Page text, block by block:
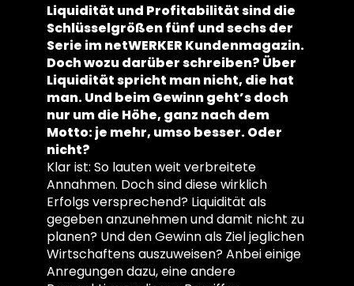
Liquidität und Profitabilität sind die
Schlüsselgrößen fünf und sechs der
Serie im netWERKER Kundenmagazin.
Doch wozu darüber schreiben? Über
Liquidität spricht man nicht, die hat
man. Und beim Gewinn geht’s doch
nur um die Höhe, ganz nach dem
Motto: je mehr, umso besser. Oder
nicht?
Klar ist: So lauten weit verbreitete
Annahmen. Doch sind diese wirklich
Erfolgs versprechend? Liquidität als
gegeben anzunehmen und damit nicht zu
planen? Und den Gewinn als Ziel jeglichen
Wirtschaftens auszuweisen? Anbei einige
Anregungen dazu, eine andere